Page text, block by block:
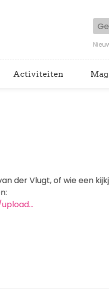
Activiteiten
der Vlugt, of wie een